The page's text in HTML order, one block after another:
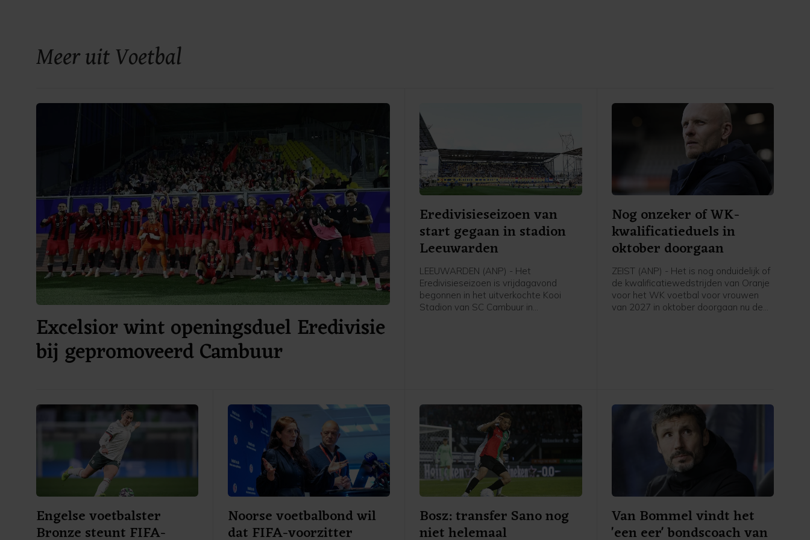
Meer uit Voetbal
Excelsior wint openingsduel Eredivisie
bij gepromoveerd Cambuur
Eredivisieseizoen van
start gegaan in stadion
Leeuwarden
LEEUWARDEN (ANP) - Het
Eredivisieseizoen is vrijdagavond
begonnen in het uitverkochte Kooi
Stadion van SC Cambuur in
Nog onzeker of WK-
kwalificatieduels in
oktober doorgaan
ZEIST (ANP) - Het is nog onduidelijk of
de kwalificatiewedstrijden van Oranje
voor het WK voetbal voor vrouwen
van 2027 in oktober doorgaan nu de
of de duels door zullen gaan.
Engelse voetbalster
Bronze steunt FIFA-
Noorse voetbalbond wil
dat FIFA-voorzitter
Bosz: transfer Sano nog
niet helemaal
Van Bommel vindt het
'een eer' bondscoach van